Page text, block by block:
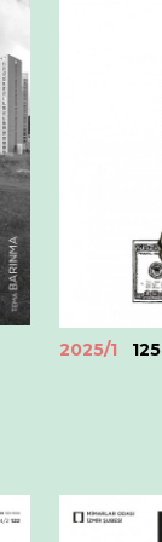
2025/1 125